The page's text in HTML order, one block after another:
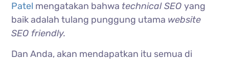
Patel mengatakan bahwa technical SEOyang
baik adalah tulang punggung utama website
SEO friendly.
Dan Anda, akan mendapatkan itu semua di